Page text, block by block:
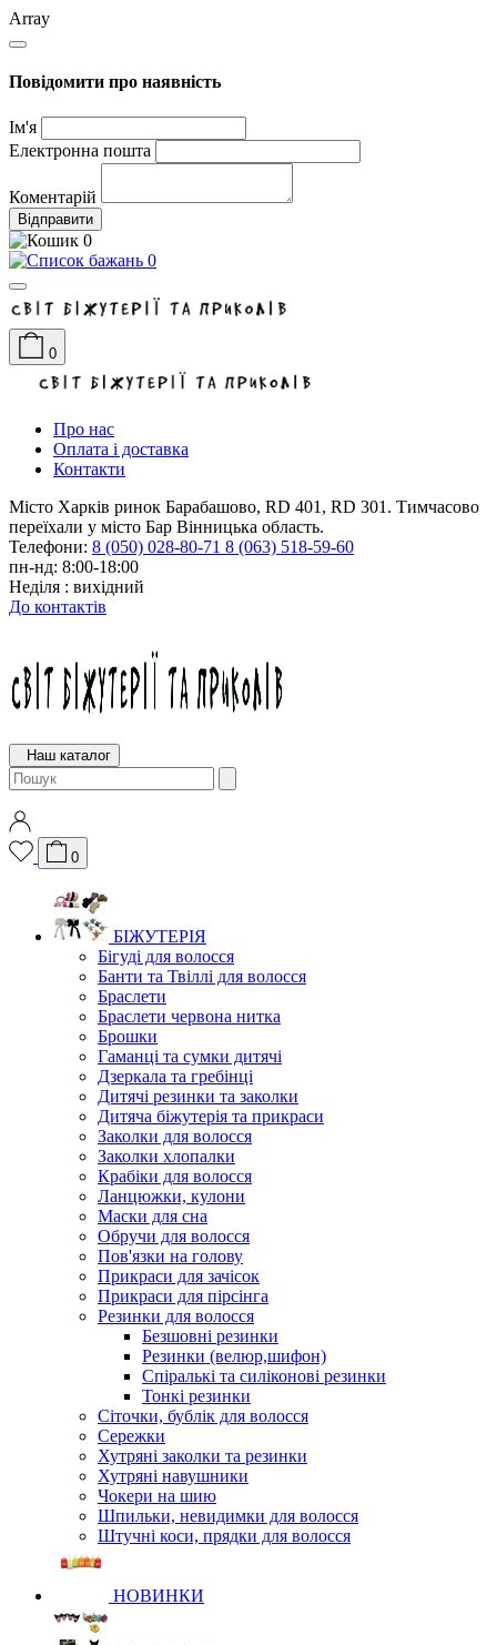
Array
Повідомити про наявність
Ім'я
Електронна пошта
Коментарій
Відправити
0
0
0
Про нас
Оплата і доставка
Контакти
Місто Харків ринок Барабашово, RD 401, RD 301. Тимчасово
переїхали у місто Бар Вінницька область.
Телефони: 8 (050) 028-80-71 8 (063) 518-59-60
пн-нд: 8:00-18:00
Неділя : вихідний
До контактів
Наш каталог
0
БІЖУТЕРІЯ
Бігуді для волосся
Банти та Твіллі для волосся
Браслети
Браслети червона нитка
Брошки
Гаманці та сумки дитячі
Дзеркала та гребінці
Дитячі резинки та заколки
Дитяча біжутерія та прикраси
Заколки для волосся
Заколки хлопалки
Крабіки для волосся
Ланцюжки, кулони
Маски для сна
Обручи для волосся
Пов'язки на голову
Прикраси для зачісок
Прикраси для пірсінга
Резинки для волосся
Безшовні резинки
Резинки (велюр,шифон)
Спіралькі та силіконові резинки
Тонкі резинки
Сіточки, бублік для волосся
Сережки
Хутряні заколки та резинки
Хутряні навушники
Чокери на шию
Шпильки, невидимки для волосся
Штучні коси, прядки для волосся
НОВИНКИ